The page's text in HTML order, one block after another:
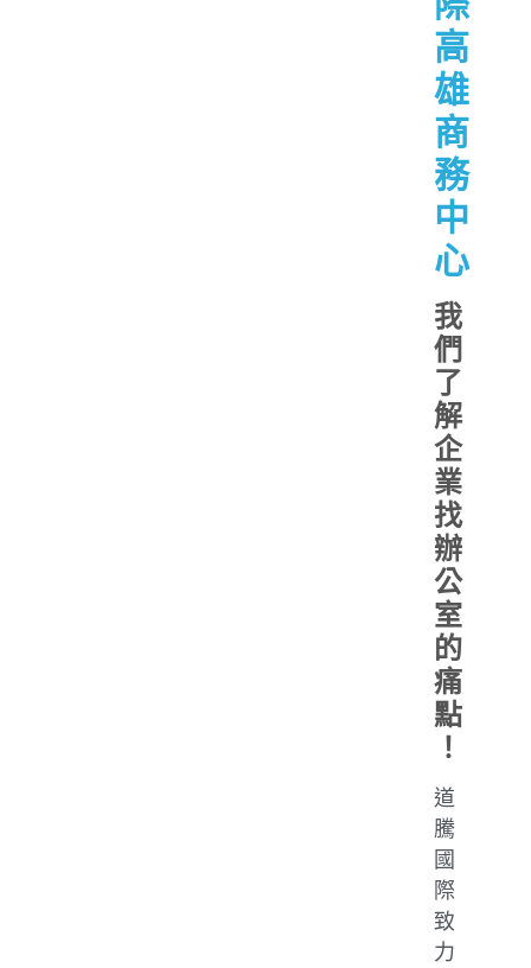
高
雄
商
務
中
心
我
們
了
解
企
業
找
辦
公
室
的
痛
點
！
道
騰
國
際
致
力